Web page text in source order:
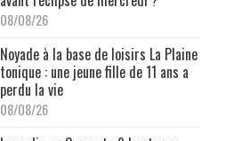
08/08/26
Noyade à la base de loisirs La Plaine
tonique : une jeune fille de 11 ans a
perdu la vie
08/08/26